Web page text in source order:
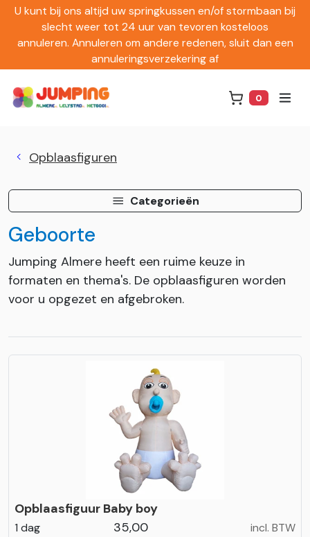
U kunt bij ons altijd uw springkussen en/of stormbaan bij
slecht weer tot 24 uur van tevoren kosteloos
annuleren. Annuleren om andere redenen, sluit dan een
annuleringsverzekering af
0
Opblaasfiguren
Categorieën
Geboorte
Jumping Almere heeft een ruime keuze in
formaten en thema's. De opblaasfiguren worden
voor u opgezet en afgebroken.
Opblaasfiguur Baby boy
1 dag 35,00
incl. BTW